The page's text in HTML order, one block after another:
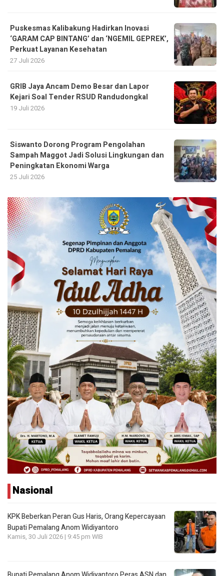
Puskesmas Kalibakung Hadirkan Inovasi
‘GARAM CAP BINTANG’ dan ‘NGEMIL GEPREK’,
Perkuat Layanan Kesehatan
27 Juli 2026
GRIB Jaya Ancam Demo Besar dan Lapor
Kejari Soal Tender RSUD Randudongkal
19 Juli 2026
Siswanto Dorong Program Pengolahan
Sampah Maggot Jadi Solusi Lingkungan dan
Peningkatan Ekonomi Warga
25 Juli 2026
Nasional
KPK Beberkan Peran Gus Haris, Orang Kepercayaan
Bupati Pemalang Anom Widiyantoro
Kamis, 30 Juli 2026 | 9:45 pm WIB